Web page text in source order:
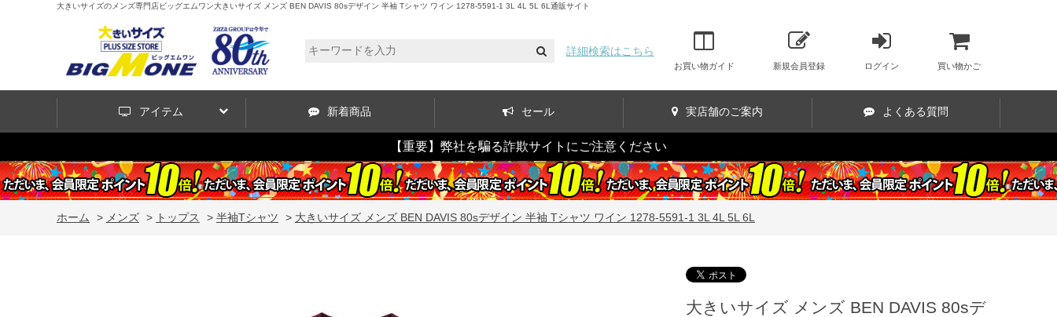
大きいサイズのメンズ専門店ビッグエムワン大きいサイズ メンズ BEN DAVIS 80sデザイン 半袖 Tシャツ ワイン 1278-5591-1 3L 4L 5L 6L通販サイト
詳細検索はこちら
お買い物ガイド 新規会員登録 ログイン 買い物かご
アイテム 新着商品 セール 実店舗のご案内 よくある質問
【重要】弊社を騙る詐欺サイトにご注意ください
ホーム > メンズ > トップス > 半袖Tシャツ > 大きいサイズ メンズ BEN DAVIS 80sデザイン 半袖 Tシャツ ワイン 1278-5591-1 3L 4L 5L 6L
大きいサイズ メンズ BEN DAVIS 80sデ